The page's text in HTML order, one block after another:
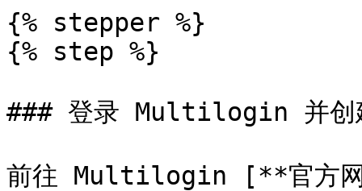
{% stepper %}
{% step %}
### 登录 Multilogin 并创
前往 Multilogin [**官方